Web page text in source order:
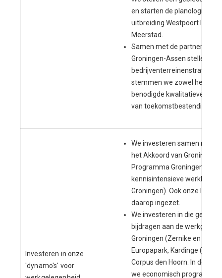
en starten de planologische
uitbreiding Westpoort I, II en
Meerstad.
Samen met de partners van
Groningen-Assen stellen we
bedrijventerreinenstrategie
stemmen we zowel het
benodigde kwalitatieve
van toekomstbestendige
Investeren in onze
'dynamo's' voor
We investeren samen met
het Akkoord van Groningen
Programma Groningen in de
kennisintensieve
Groningen). Ook onze
daarop ingezet.
We investeren in die
bijdragen aan de
Groningen (Zernike en
Europapark, Kardinge
Corpus den Hoorn. In deze
we economisch programma